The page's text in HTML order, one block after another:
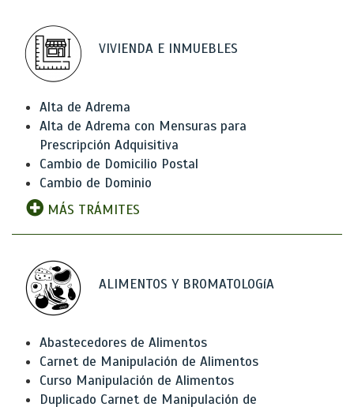
VIVIENDA E INMUEBLES
Alta de Adrema
Alta de Adrema con Mensuras para
Prescripción Adquisitiva
Cambio de Domicilio Postal
Cambio de Dominio
MÁS TRÁMITES
ALIMENTOS Y BROMATOLOGíA
Abastecedores de Alimentos
Carnet de Manipulación de Alimentos
Curso Manipulación de Alimentos
Duplicado Carnet de Manipulación de